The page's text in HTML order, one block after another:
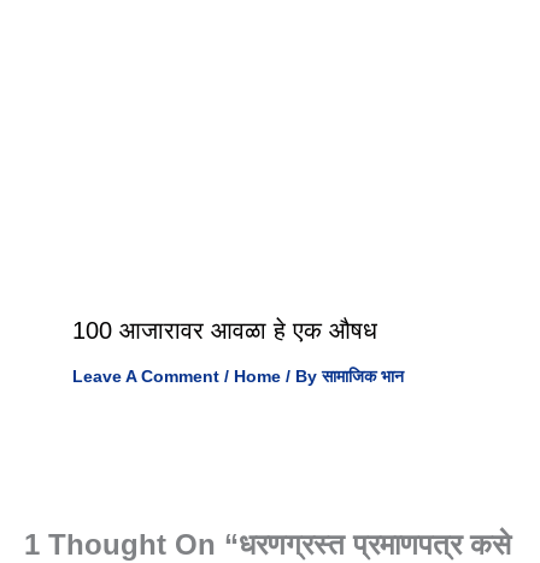
100 आजारावर आवळा हे एक औषध
Leave A Comment / Home / Byसामाजिक भान
1 Thought On “धरणग्रस्त प्रमाणपत्र कसे